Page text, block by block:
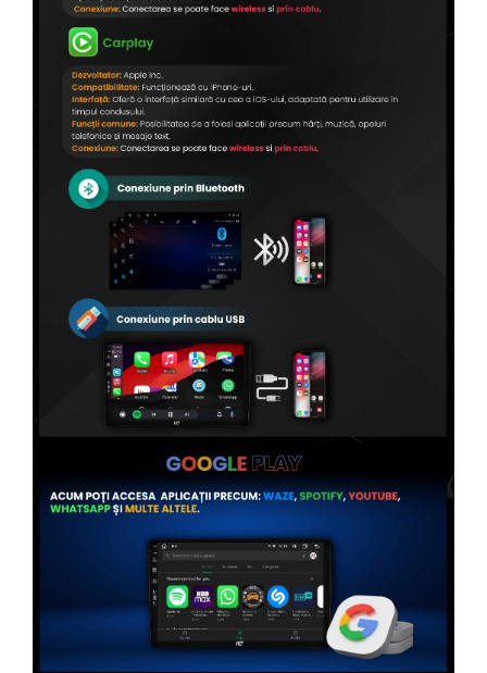
Conectică Kia
Conectică Hyundai
Conectică Mitsubishi
Conectică Porsche
Conectică Toyota
Conectică Daihatsu
Conectică Alfa Romeo
Conectică Nissan
Conectică Citroen
Conectică Jeep
Conectică Dodge